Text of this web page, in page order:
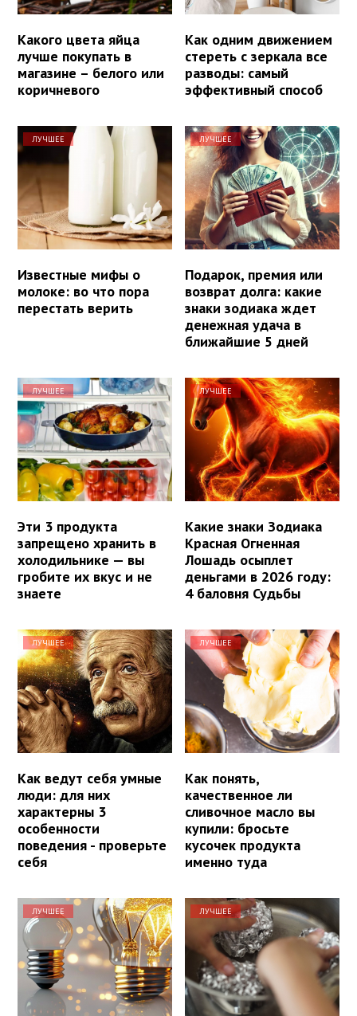
Какого цвета яйца
лучше покупать в
магазине – белого или
коричневого
Как одним движением
стереть с зеркала все
разводы: самый
эффективный способ
ЛУЧШЕЕ
Известные мифы о
молоке: во что пора
перестать верить
ЛУЧШЕЕ
Подарок, премия или
возврат долга: какие
знаки зодиака ждет
денежная удача в
ближайшие 5 дней
ЛУЧШЕЕ
Эти 3 продукта
запрещено хранить в
холодильнике — вы
гробите их вкус и не
знаете
ЛУЧШЕЕ
Какие знаки Зодиака
Красная Огненная
Лошадь осыплет
деньгами в 2026 году:
4 баловня Судьбы
ЛУЧШЕЕ
Как ведут себя умные
люди: для них
характерны 3
особенности
поведения - проверьте
себя
ЛУЧШЕЕ
Как понять,
качественное ли
сливочное масло вы
купили: бросьте
кусочек продукта
именно туда
ЛУЧШЕЕ ЛУЧШЕЕ